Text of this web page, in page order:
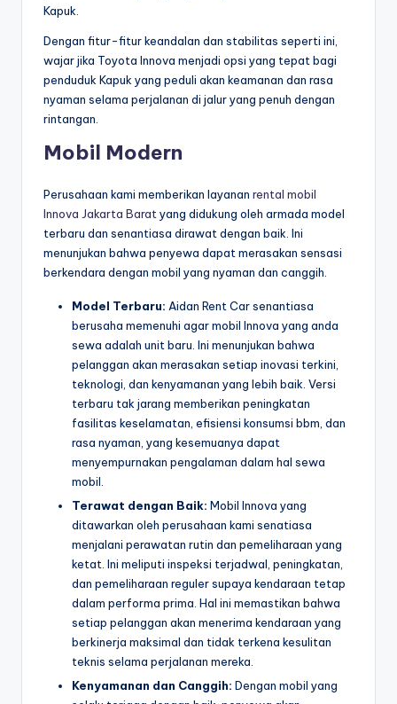
Kapuk.
Dengan fitur-fitur keandalan dan stabilitas seperti ini,
wajar jika Toyota Innova menjadi opsi yang tepat bagi
penduduk Kapuk yang peduli akan keamanan dan rasa
nyaman selama perjalanan di jalur yang penuh dengan
rintangan.
Mobil Modern
Perusahaan kami memberikan layanan rental mobil
Innova Jakarta Baratyang didukung oleh armada model
terbaru dan senantiasa dirawat dengan baik. Ini
menunjukan bahwa penyewa dapat merasakan sensasi
berkendara dengan mobil yang nyaman dan canggih.
Model Terbaru: Aidan Rent Car senantiasa
berusaha memenuhi agar mobil Innova yang anda
sewa adalah unit baru. Ini menunjukan bahwa
pelanggan akan merasakan setiap inovasi terkini,
teknologi, dan kenyamanan yang lebih baik. Versi
terbaru tak jarang memberikan peningkatan
fasilitas keselamatan, efisiensi konsumsi bbm, dan
rasa nyaman, yang kesemuanya dapat
menyempurnakan pengalaman dalam hal sewa
mobil.
Terawat dengan Baik: Mobil Innova yang
ditawarkan oleh perusahaan kami senatiasa
menjalani perawatan rutin dan pemeliharaan yang
ketat. Ini meliputi inspeksi terjadwal, peningkatan,
dan pemeliharaan reguler supaya kendaraan tetap
dalam performa prima. Hal ini memastikan bahwa
setiap pelanggan akan menerima kendaraan yang
berkinerja maksimal dan tidak terkena kesulitan
teknis selama perjalanan mereka.
Kenyamanan dan Canggih: Dengan mobil yang